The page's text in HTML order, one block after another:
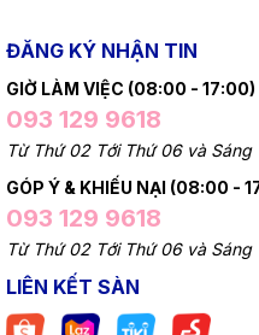
ĐĂNG KÝ NHẬN TIN
GIỜ LÀM VIỆC (08:00 - 17:00)
093 129 9618
Từ Thứ 02 Tới Thứ 06 và
GÓP Ý & KHIẾU NẠI (08:00 -
093 129 9618
Từ Thứ 02 Tới Thứ 06 và
LIÊN KẾT SÀN